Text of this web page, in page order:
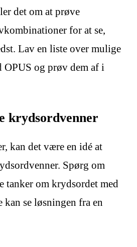
det om at prøve
for at se,
Lav en liste over mulige
OPUS og prøv dem af i
krydsordvenner
kan det være en idé at
Spørg om
om krydsordet med
kan se løsningen fra en